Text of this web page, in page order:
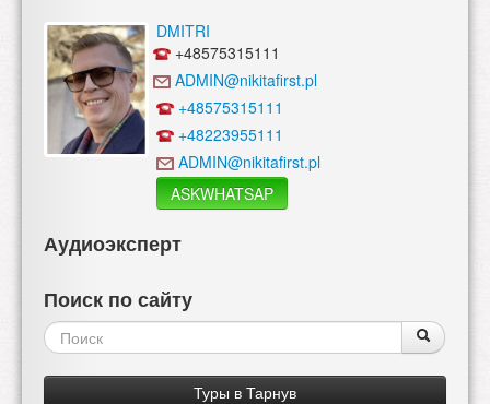
DMITRI
+48575315111
ADMIN@nikitafirst.pl
+48575315111
+48223955111
ADMIN@nikitafirst.pl
ASKWHATSAP
Аудиоэксперт
Поиск по сайту
Форма
поиска
Поиск
Туры в Тарнув